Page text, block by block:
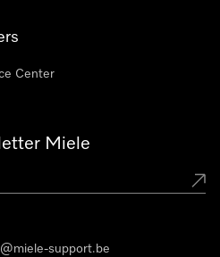
Center
Miele
support.be